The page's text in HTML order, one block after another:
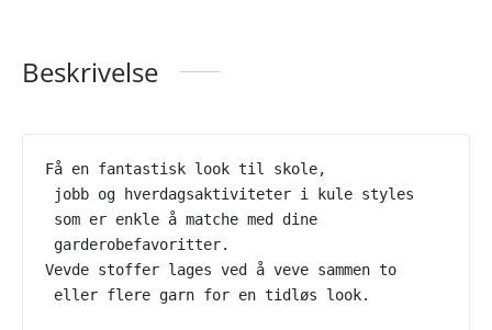
Beskrivelse
Få en fantastisk look til skole,
jobb og hverdagsaktiviteter i kule styles
som er enkle å matche med dine
garderobefavoritter.
Vevde stoffer lages ved å veve sammen to
eller flere garn for en tidløs look.